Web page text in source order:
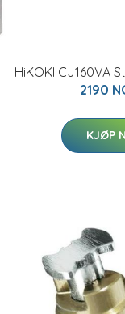
HiKOKI CJ160VA
2190
KJØP